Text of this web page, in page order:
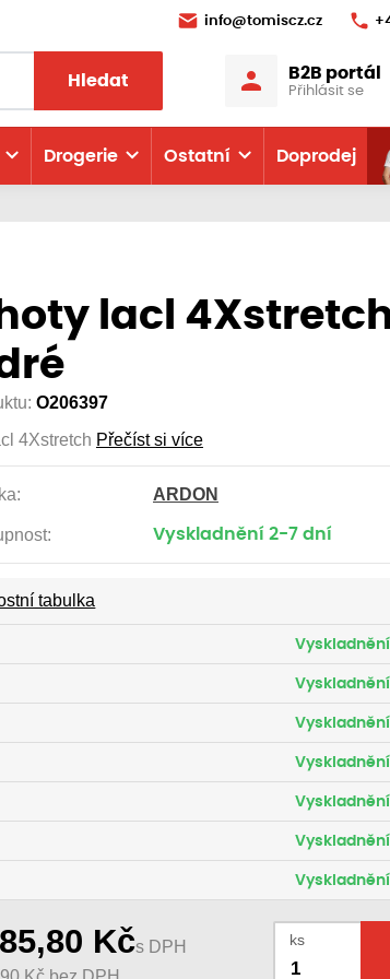
info@tomiscz.cz
Hledat B2B portál
Přihlásit se
Drogerie Ostatní Doprodej
lacl
O206397
4Xstretch Přečíst si více
ARDON
Vyskladnění 2-7 dní
tabulka
Kčs DPH
ks